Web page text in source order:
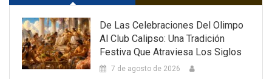
De Las Celebraciones Del Olimpo
Al Club Calipso: Una Tradición
Festiva Que Atraviesa Los Siglos
7 de agosto de 2026